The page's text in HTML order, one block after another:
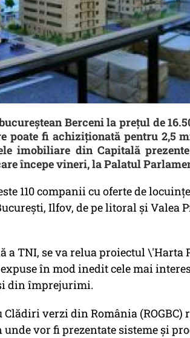
Berceni la prețul de
poate fi achiziționată pentru 2,5
imobiliare din Capitală
începe vineri, la Palatul
110 companii cu oferte de
Ilfov, de pe litoral și Valea
a TNI, se va relua proiectul \'Harta
în mod inedit cele mai
din împrejurimi.
verzi din România (ROGBC)
vor fi prezentate sisteme și